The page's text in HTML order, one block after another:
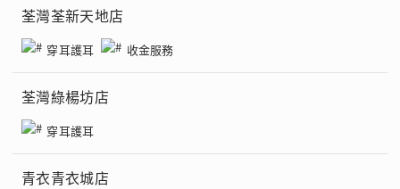
荃灣荃新天地店
穿耳護耳 收金服務
荃灣綠楊坊店
穿耳護耳
青衣青衣城店